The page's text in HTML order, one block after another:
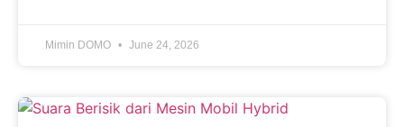
Mimin DOMO June 24, 2026